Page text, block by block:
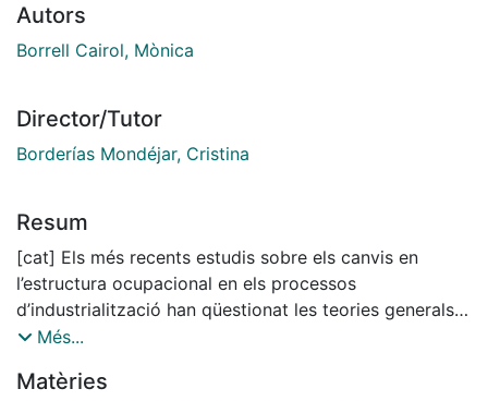
Autors
Borrell Cairol, Mònica
Director/Tutor
Borderías Mondéjar, Cristina
Resum
[cat] Els més recents estudis sobre els canvis en
l’estructura ocupacional en els processos
d’industrialització han qüestionat les teories generals
sobre la contribució dels diferents sectors al
sector serveis. Tal com s’ha assenyalat en diversos
Més...
Matèries